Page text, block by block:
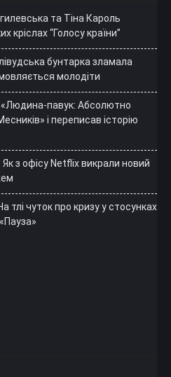
та Тіна Кароль
кріслах “Голосу країни”
бунтарка зламала
молодіти
«Людина-павук: Абсолютно
і переписав історію
з офісу Netflix викрали новий
тлі чуток про кризу у стосунках